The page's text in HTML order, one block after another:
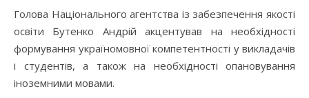
Голова Національного агентства із забезпечення якості
освіти Бутенко Андрій акцентував на необхідності
формування україномовної компетентності у викладачів
і студентів, а також на необхідності опановування
іноземними мовами.